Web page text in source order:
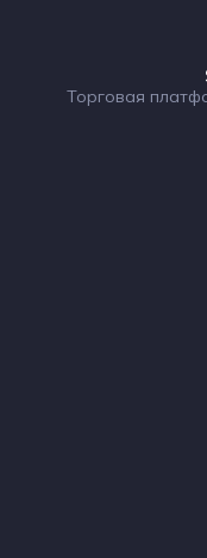
Торговая